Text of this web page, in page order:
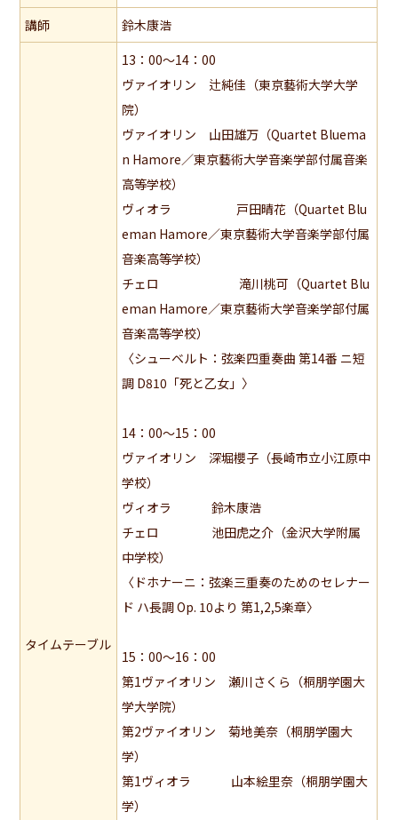
講師
鈴木康浩
タイムテーブル
13：00～14：00
ヴァイオリン 辻純佳（東京藝術大学大学
院）
ヴァイオリン 山田雄万（Quartet Bluema
n Hamore／東京藝術大学音楽学部付属音楽
高等学校）
ヴィオラ 戸田晴花（Quartet Blu
eman Hamore／東京藝術大学音楽学部付属
音楽高等学校）
チェロ 滝川桃可（Quartet Blu
eman Hamore／東京藝術大学音楽学部付属
音楽高等学校）
〈シューベルト：弦楽四重奏曲 第14番 ニ短
調 D810「死と乙女」〉
14：00～15：00
ヴァイオリン 深堀櫻子（長崎市立小江原中
学校）
ヴィオラ 鈴木康浩
チェロ 池田虎之介（金沢大学附属
中学校）
〈ドホナーニ：弦楽三重奏のためのセレナー
ド ハ長調 Op. 10より 第1,2,5楽章〉
15：00～16：00
第1ヴァイオリン 瀬川さくら（桐朋学園大
学大学院）
第2ヴァイオリン 菊地美奈（桐朋学園大
学）
第1ヴィオラ 山本絵里奈（桐朋学園大
学）